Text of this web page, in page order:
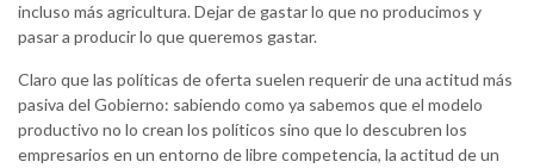
incluso más agricultura. Dejar de gastar lo que no producimos y
pasar a producir lo que queremos gastar.
Claro que las políticas de oferta suelen requerir de una actitud más
pasiva del Gobierno: sabiendo como ya sabemos que el modelo
productivo no lo crean los políticos sino que lo descubren los
empresarios en un entorno de libre competencia, la actitud de un